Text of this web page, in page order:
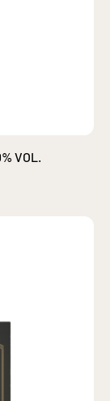
VOL.